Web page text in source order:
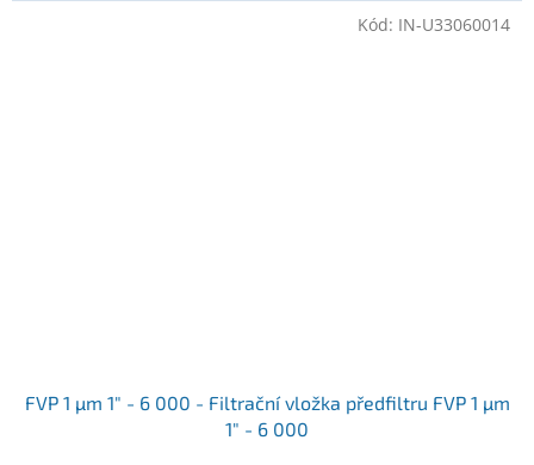
FVP 1 µm 1" - 6 000 - Filtrační vložka předfiltru FVP 1 µm
1" - 6 000
Kód: IN-U33060014